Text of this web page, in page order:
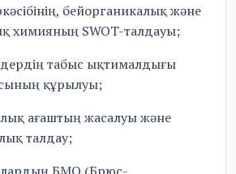
бейорганикалық және
химияның SWOT-талдауы;
табыс ықтималдығы
құрылуы;
ағаштың жасалуы және
талдау;